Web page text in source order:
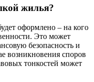
жилья?
оформлено – на кого
Это может
безопасность и
возникновения споров
тонкостей может